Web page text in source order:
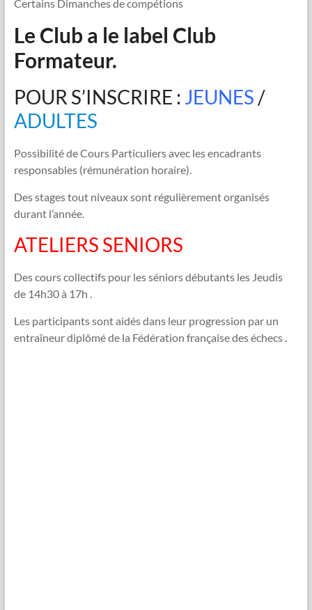
Certains Dimanches de compétions
Le Club a le label Club
Formateur.
POUR S’INSCRIRE : JEUNES /
ADULTES
Possibilité de Cours Particuliers avec les encadrants
responsables (rémunération horaire).
Des stages tout niveaux sont régulièrement organisés
durant l’année.
ATELIERS SENIORS
Des cours collectifs pour les séniors débutants les Jeudis
de 14h30 à 17h .
Les participants sont aidés dans leur progression par un
entraîneur diplômé de la Fédération française des échecs .